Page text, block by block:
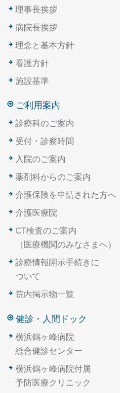
理事長挨拶
病院長挨拶
理念と基本方針
看護方針
施設基準
ご利用案内
診療科のご案内
受付・診察時間
入院のご案内
薬剤科からのご案内
介護保険を申請された方へ
介護医療院
CT検査のご案内
（医療機関のみなさまへ）
診療情報開示手続きに
ついて
院内掲示物一覧
健診・人間ドック
横浜鶴ヶ峰病院
総合健診センター
横浜鶴ヶ峰病院付属
予防医療クリニック